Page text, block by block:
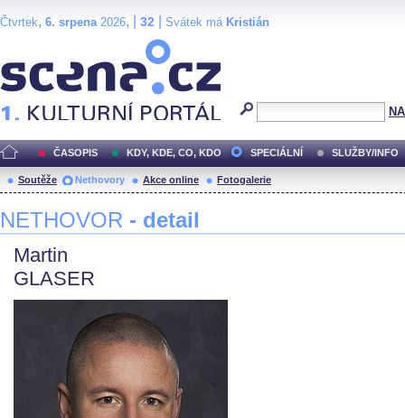
Čtvrtek, 6. srpena2026, | 32 Svátek má Kristián
ČASOPIS KDY, KDE, CO, KDO SPECIÁLNÍ SLUŽBY/INFO
Soutěže Nethovory Akce online Fotogalerie
NETHOVOR - detail
Martin
GLASER